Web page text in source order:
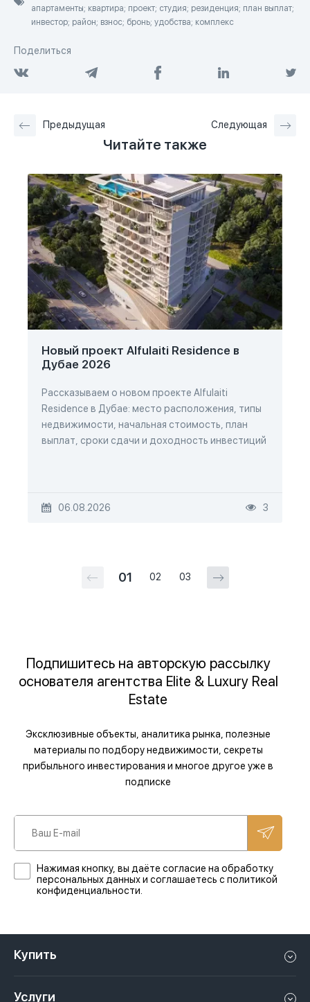
апартаменты; квартира; проект; студия; резиденция; план выплат;
инвестор; район; взнос; бронь; удобства; комплекс
Поделиться
Предыдущая Следующая
Читайте также
Новый проект Alfulaiti Residence в
Дубае 2026
Рассказываем о новом проекте Alfulaiti
Residence в Дубае: место расположения, типы
недвижимости, начальная стоимость, план
выплат, сроки сдачи и доходность инвестиций
06.08.2026 3
01 02 03
Подпишитесь на авторскую рассылку
основателя агентства Elite & Luxury Real
Estate
Эксклюзивные объекты, аналитика рынка, полезные
материалы по подбору недвижимости, секреты
прибыльного инвестирования и многое другое уже в
подписке
Нажимая кнопку, вы даёте согласие на обработку
персональных данных и соглашаетесь с политикой
конфиденциальности.
Купить
Услуги